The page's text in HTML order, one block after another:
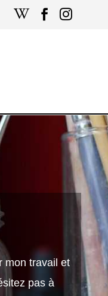



mon travail et
pas à